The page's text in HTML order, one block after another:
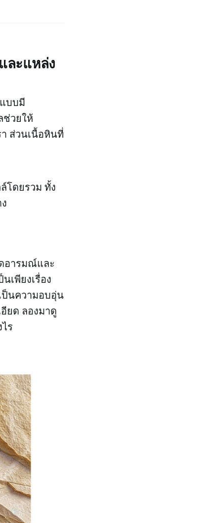
ละแหล่ง
บบมี
ช่วยให้
ส่วนเนื้อหินที่
โดยรวม ทั้ง
อารมณ์และ
เพียงเรื่อง
ป็นความอบอุ่น
ยด ลองมาดู
ร